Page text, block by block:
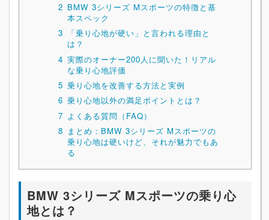
2 BMW 3シリーズ Mスポーツの特徴と基
本スペック
3
「乗り心地が硬い」と言われる理由と
は？
4 実際のオーナー200人に聞いた！リアル
な乗り心地評価
5 乗り心地を改善する方法と実例
6 乗り心地以外の満足ポイントとは？
7 よくある質問（FAQ）
8 まとめ：BMW 3シリーズ Mスポーツの
乗り心地は硬いけど、それが魅力でもあ
る
BMW 3シリーズ Mスポーツの乗り心
地とは？